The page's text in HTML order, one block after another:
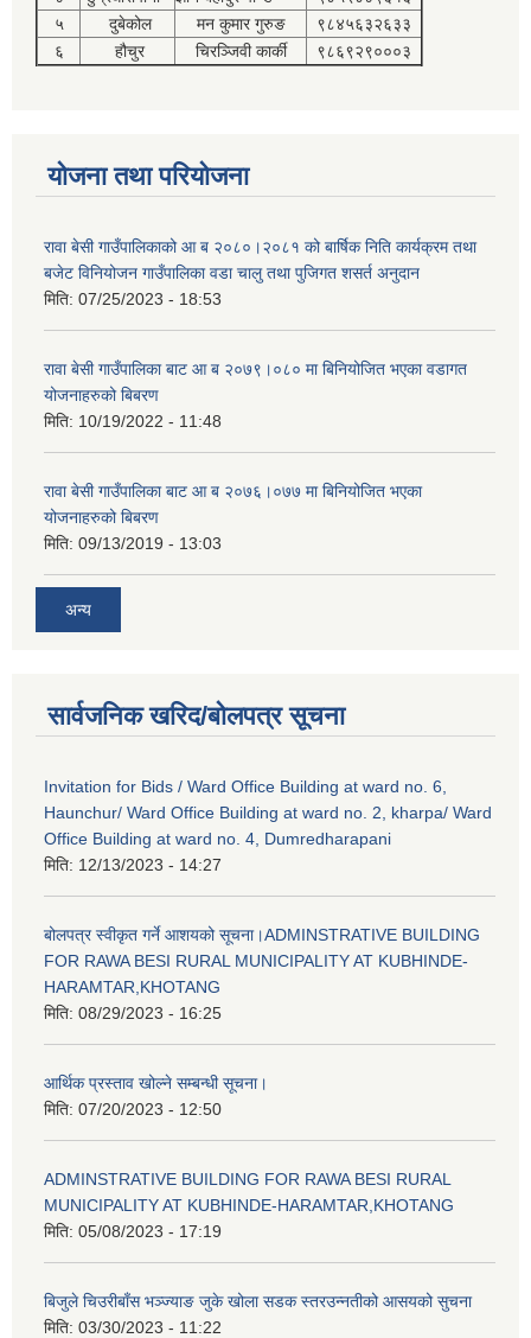
५
दुबेकोल मन कुमार गुरुङ
९८४५६३२६३३
६
हौचुर चिरञ्जिवी कार्की ९८६९२९०००३
योजना तथा परियोजना
रावा बेसी गाउँपालिकाको आ ब २०८०।२०८१ को बार्षिक निति कार्यक्रम तथा
बजेट विनियोजन गाउँपालिका वडा चालु तथा पुजिगत शसर्त अनुदान
मिति: 07/25/2023 - 18:53
रावा बेसी गाउँपालिका बाट आ ब २०७९।०८० मा बिनियोजित भएका वडागत
योजनाहरुको बिबरण
मिति: 10/19/2022 - 11:48
रावा बेसी गाउँपालिका बाट आ ब २०७६।०७७ मा बिनियोजित भएका
योजनाहरुको बिबरण
मिति: 09/13/2019 - 13:03
अन्य
सार्वजनिक खरिद/बोलपत्र सूचना
Invitation for Bids / Ward Office Building at ward no. 6,
Haunchur/ Ward Office Building at ward no. 2, kharpa/ Ward
Office Building at ward no. 4, Dumredharapani
मिति: 12/13/2023 - 14:27
बोलपत्र स्वीकृत गर्ने आशयको सूचना।ADMINSTRATIVE BUILDING
FOR RAWA BESI RURAL MUNICIPALITY AT KUBHINDE-
HARAMTAR,KHOTANG
मिति: 08/29/2023 - 16:25
आर्थिक प्रस्ताव खोल्ने सम्बन्धी सूचना।
मिति: 07/20/2023 - 12:50
ADMINSTRATIVE BUILDING FOR RAWA BESI RURAL
MUNICIPALITY AT KUBHINDE-HARAMTAR,KHOTANG
मिति: 05/08/2023 - 17:19
बिजुले चिउरीबाँस भञ्ज्याङ जुके खोला सडक स्तरउन्नतीको आसयको सुचना
मिति: 03/30/2023 - 11:22